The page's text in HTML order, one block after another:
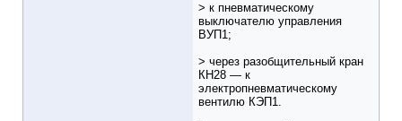
> к пневматическому
выключателю управления
ВУП1;
> через разобщительный кран
КН28 — к
электропневматическому
вентилю КЭП1.